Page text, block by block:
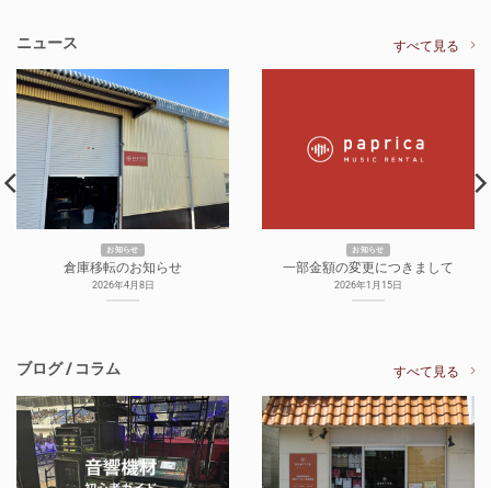
ニュース すべて見る
お知らせ
倉庫移転のお知らせ
2026年4月8日
お知らせ
一部金額の変更につきまして
2026年1月15日
ブログ / コラム すべて見る